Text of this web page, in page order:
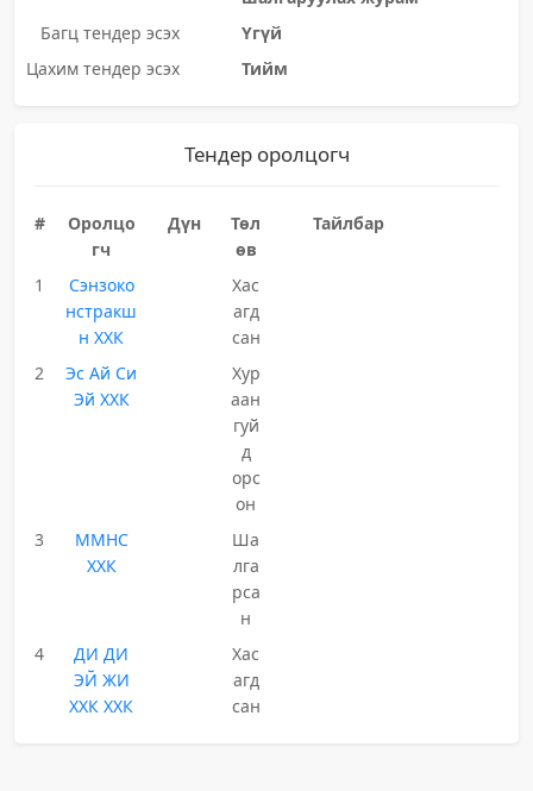
Багц тендер эсэх
Үгүй
Цахим тендер эсэх
Тийм
Тендер оролцогч
#
Оролцо
гч
Дүн
Төл
өв
Тайлбар
1
Сэнзоко
нстракш
н ХХК
Хас
агд
сан
2
Эс Ай Си
Эй ХХК
Хур
аан
гуй
д
орс
он
3
ММНС
ХХК
Ша
лга
рса
н
4
ДИ ДИ
ЭЙ ЖИ
ХХК ХХК
Хас
агд
сан